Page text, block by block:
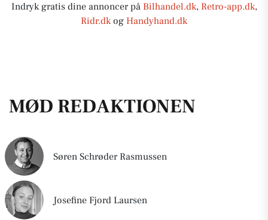
Indryk gratis dine annoncer på Bilhandel.dk, Retro-app.dk,
Ridr.dkog Handyhand.dk
MØD REDAKTIONEN
Søren Schrøder Rasmussen
Josefine Fjord Laursen